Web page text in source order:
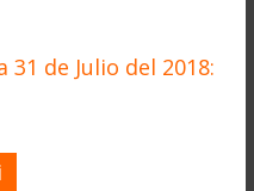
31 de Julio del 2018: